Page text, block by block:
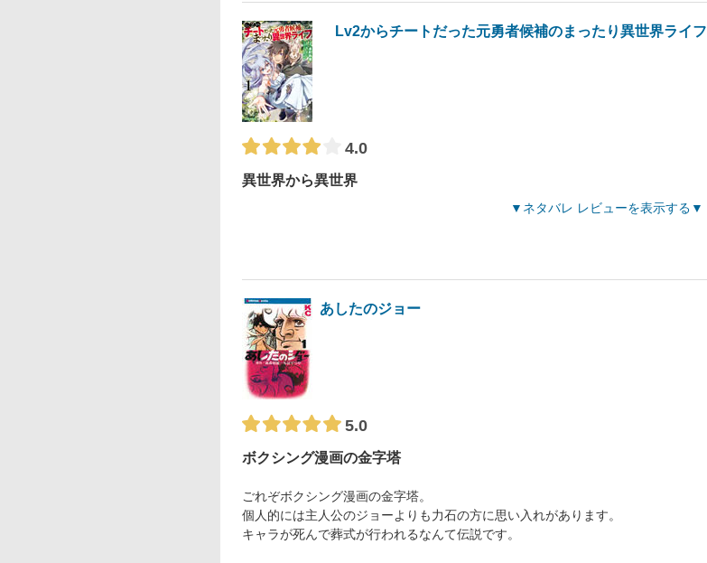
Lv2からチートだった元勇者候補のまったり異世界ライフ
4.0
異世界から異世界
ネタバレ レビューを表示する
あしたのジョー
5.0
ボクシング漫画の金字塔
ごれぞボクシング漫画の金字塔。
個人的には主人公のジョーよりも力石の方に思い入れがあります。
キャラが死んで葬式が行われるなんて伝説です。